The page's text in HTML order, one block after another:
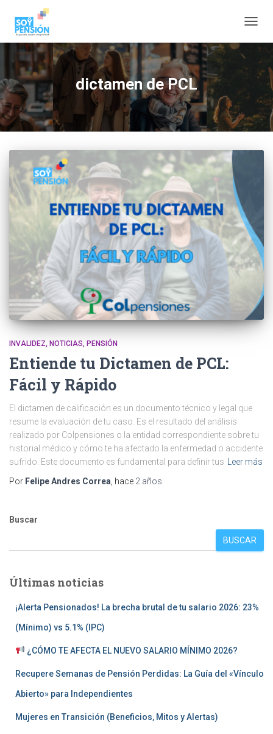
dictamen de PCL
INVALIDEZ NOTICIAS PENSIÓN
Entiende tu Dictamen de PCL:
Fácil y Rápido
El dictamen de calificación es un documento técnico y legal que
resume la evaluación de tu caso. Es el resultado del análisis
realizado por Colpensiones o la entidad correspondiente sobre tu
historial médico y cómo te ha afectado la enfermedad o accidente
sufrido. Este documento es fundamental para definir tus
Leer más
Por Felipe Andres Correa , hace 2 años
Buscar
BUSCAR
Últimas noticias
¡Alerta Pensionados! La brecha brutal de tu salario 2026: 23%
(Mínimo) vs 5.1% (IPC)
¿CÓMO TE AFECTA EL NUEVO SALARIO MÍNIMO 2026?
Recupere Semanas de Pensión Perdidas: La Guía del «Vínculo
Abierto» para Independientes
Mujeres en Transición (Beneficios, Mitos y Alertas)